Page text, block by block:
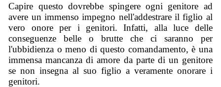
Capire questo dovrebbe spingere ogni genitore ad
avere un immenso impegno nell'addestrare il figlio al
vero onore per i genitori. Infatti, alla luce delle
conseguenze belle o brutte che ci saranno per
l'ubbidienza o meno di questo comandamento, è una
immensa mancanza di amore da parte di un genitore
se non insegna al suo figlio a veramente onorare i
genitori.